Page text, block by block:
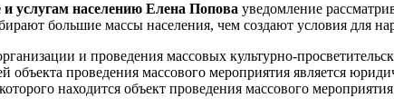
услугам населению Елена Попова уведомление
большие массы населения, чем создают условия для
и проведения массовых культурно-
объекта проведения массового мероприятия является
находится объект проведения массового